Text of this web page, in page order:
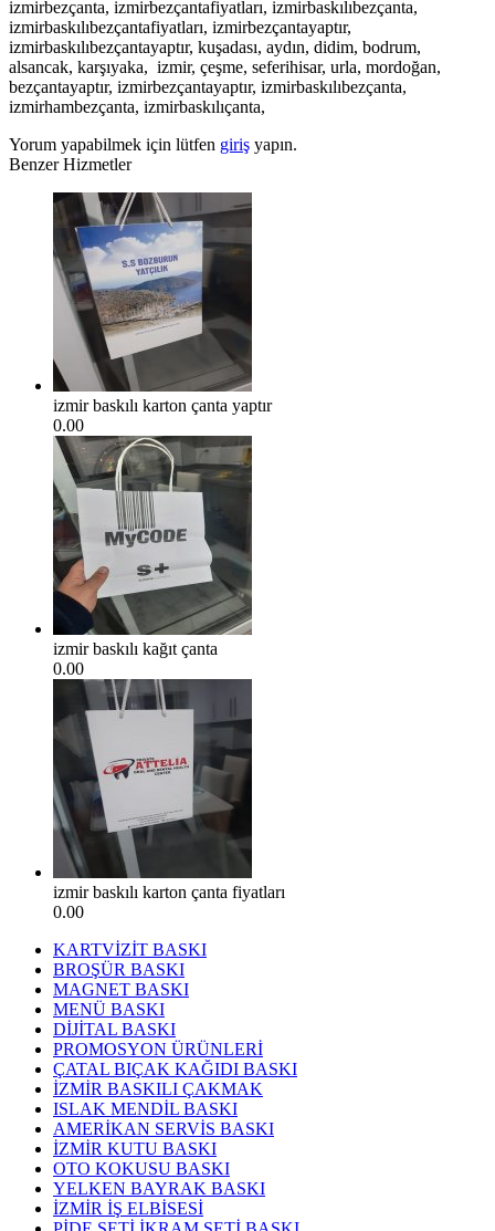
izmirbezçanta, izmirbezçantafiyatları, izmirbaskılıbezçanta,
izmirbaskılıbezçantafiyatları, izmirbezçantayaptır,
izmirbaskılıbezçantayaptır, kuşadası, aydın, didim, bodrum,
alsancak, karşıyaka, izmir, çeşme, seferihisar, urla, mordoğan,
bezçantayaptır, izmirbezçantayaptır, izmirbaskılıbezçanta,
izmirhambezçanta, izmirbaskılıçanta,
Yorum yapabilmek için lütfen giriş yapın.
Benzer Hizmetler
izmir baskılı karton çanta yaptır
0.00
izmir baskılı kağıt çanta
0.00
izmir baskılı karton çanta fiyatları
0.00
KARTVİZİT BASKI
BROŞÜR BASKI
MAGNET BASKI
MENÜ BASKI
DİJİTAL BASKI
PROMOSYON ÜRÜNLERİ
ÇATAL BIÇAK KAĞIDI BASKI
İZMİR BASKILI ÇAKMAK
ISLAK MENDİL BASKI
AMERİKAN SERVİS BASKI
İZMİR KUTU BASKI
OTO KOKUSU BASKI
YELKEN BAYRAK BASKI
İZMİR İŞ ELBİSESİ